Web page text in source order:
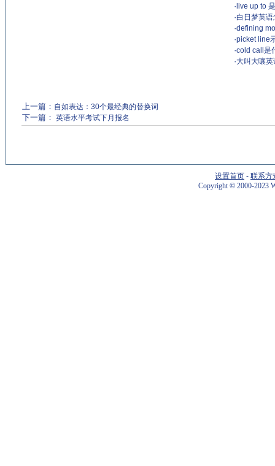
· live up to
·白日梦英
·defining
·picket line
·cold call是
·大叫大嚷
上一篇： 自如表达：30个最经典的替换词
下一篇： 英语水平考试下月报名
设置首页 - 联系方
Copyright©2000-2023